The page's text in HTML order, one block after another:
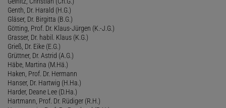
Genth, Dr. Harald (H.G.)
Gläser, Dr. Birgitta (B.G.)
Götting, Prof. Dr. Klaus-Jürgen (K.-J.G.)
Grasser, Dr. habil. Klaus (K.G.)
Grieß, Dr. Eike (E.G.)
Grüttner, Dr. Astrid (A.G.)
Häbe, Martina (M.Hä.)
Haken, Prof. Dr. Hermann
Hanser, Dr. Hartwig (H.Ha.)
Harder, Deane Lee (D.Ha.)
Hartmann, Prof. Dr. Rüdiger (R.H.)